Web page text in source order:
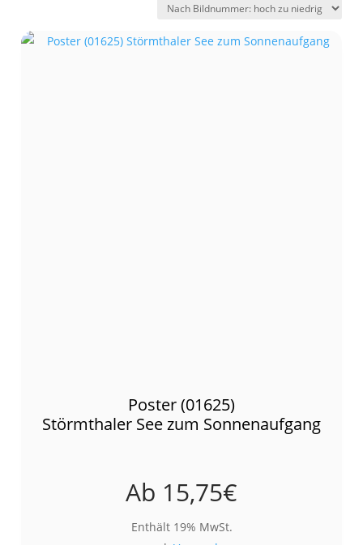
Poster (01625)
Störmthaler See zum Sonnenaufgang
Ab 15,75€
Enthält 19% MwSt.